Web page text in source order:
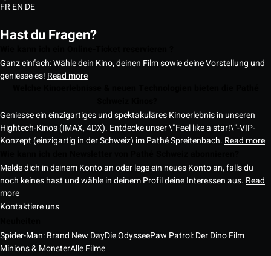
FREN DE
Hast du Fragen?
Ganz einfach: Wähle dein Kino, deinen Film sowie deine Vorstellung und
geniesse es! Read more
Geniesse ein einzigartiges und spektakuläres Kinoerlebnis in unseren
Hightech-Kinos (IMAX, 4DX). Entdecke unser \"Feel like a star!\"-VIP-
Konzept (einzigartig in der Schweiz) im Pathé Spreitenbach. Read more
Melde dich in deinem Konto an oder lege ein neues Konto an, falls du
noch keines hast und wähle in deinem Profil deine Interessen aus. Read
more
Kontaktiere uns
Spider-Man: Brand New DayDie OdysseePaw Patrol: Der Dino Film
Minions & MonsterAlle Filme